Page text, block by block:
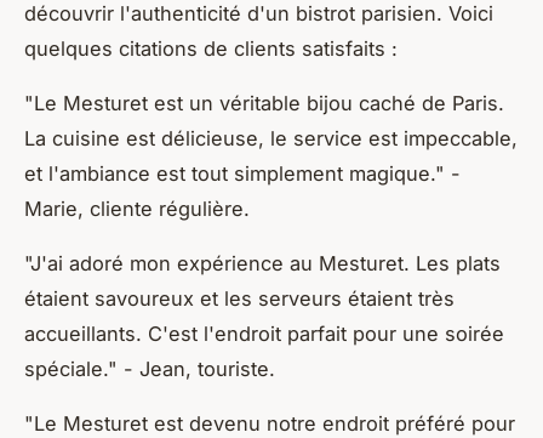
découvrir l'authenticité d'un bistrot parisien. Voici
quelques citations de clients satisfaits :
"Le Mesturet est un véritable bijou caché de Paris.
La cuisine est délicieuse, le service est impeccable,
et l'ambiance est tout simplement magique." -
Marie, cliente régulière.
"J'ai adoré mon expérience au Mesturet. Les plats
étaient savoureux et les serveurs étaient très
accueillants. C'est l'endroit parfait pour une soirée
spéciale." - Jean, touriste.
"Le Mesturet est devenu notre endroit préféré pour